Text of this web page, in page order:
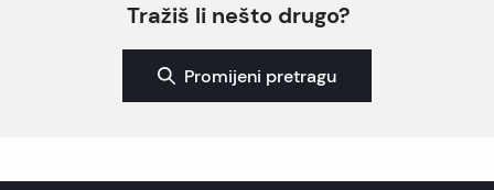
Tražiš li nešto drugo?
Promijeni pretragu